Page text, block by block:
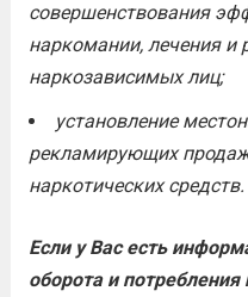
совершенствования
наркомании, лечения и
наркозависимых лиц;
установление
рекламирующих
наркотических средств.
Если у Вас есть
оборота и потребления